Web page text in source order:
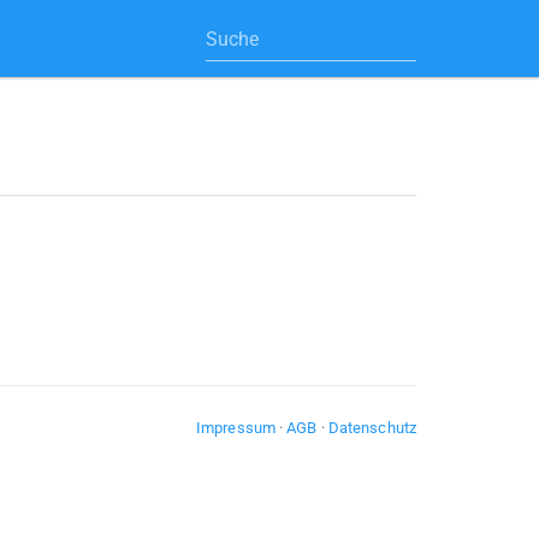
Impressum·AGB · Datenschutz